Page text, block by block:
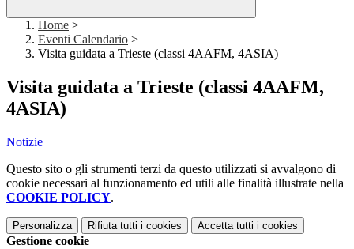
Home >
Eventi Calendario >
Visita guidata a Trieste (classi 4AAFM, 4ASIA)
Visita guidata a Trieste (classi 4AAFM,
4ASIA)
Notizie
Questo sito o gli strumenti terzi da questo utilizzati si avvalgono di
cookie necessari al funzionamento ed utili alle finalità illustrate nella
COOKIE POLICY.
Personalizza Rifiuta tutti i cookies Accetta tutti i cookies
Gestione cookie